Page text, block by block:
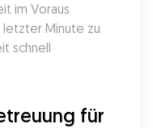
im Voraus
letzter Minute zu
schnell
für